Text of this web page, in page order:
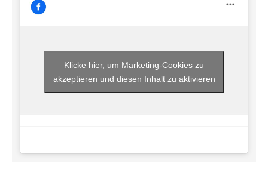
Klicke hier, um Marketing-Cookies zu
akzeptieren und diesen Inhalt zu aktivieren